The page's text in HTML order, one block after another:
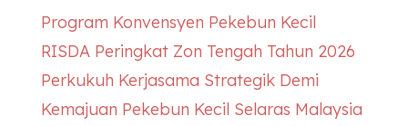
Program Konvensyen Pekebun Kecil
RISDA Peringkat Zon Tengah Tahun 2026
Perkukuh Kerjasama Strategik Demi
Kemajuan Pekebun Kecil Selaras Malaysia